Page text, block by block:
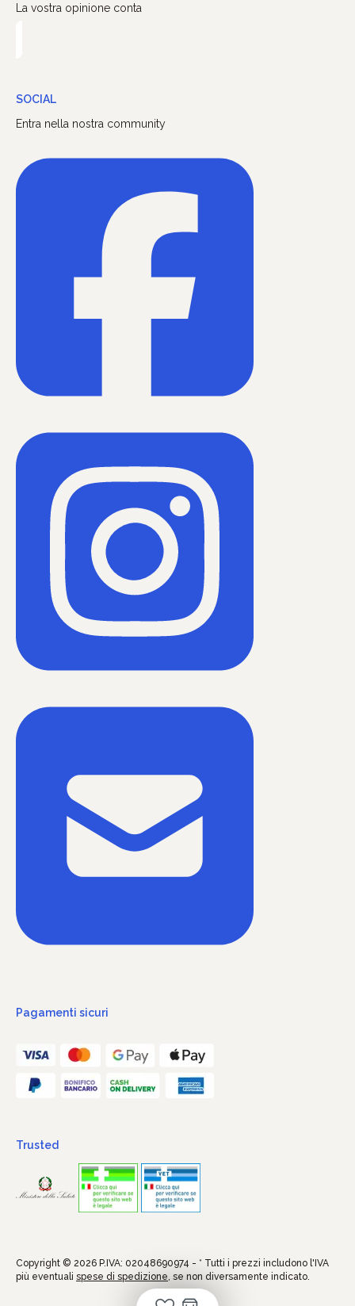
La vostra opinione conta
SOCIAL
Entra nella nostra community
Pagamenti sicuri
Trusted
Copyright © 2026 P.IVA: 02048690974 - * Tutti i prezzi includono l'IVA
più eventuali spese di spedizione, se non diversamente indicato.